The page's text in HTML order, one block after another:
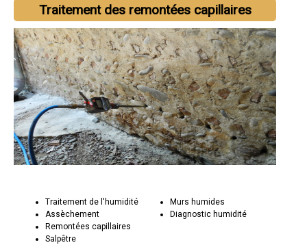
Traitement des remontées capillaires
Traitement de l'humidité
Assèchement
Remontées capillaires
Salpêtre
Murs humides
Diagnostic humidité